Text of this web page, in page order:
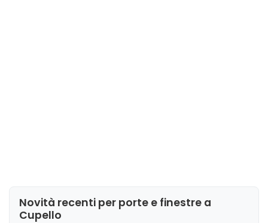
Novità recenti per porte e finestre a
Cupello